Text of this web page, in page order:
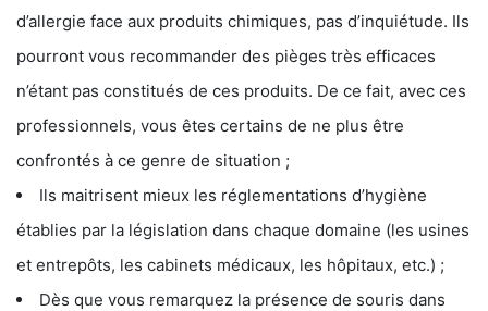
d’allergie face aux produits chimiques, pas d’inquiétude. Ils
pourront vous recommander des pièges très efficaces
n’étant pas constitués de ces produits. De ce fait, avec ces
professionnels, vous êtes certains de ne plus être
confrontés à ce genre de situation ;
Ils maitrisent mieux les réglementations d’hygiène
établies par la législation dans chaque domaine (les usines
et entrepôts, les cabinets médicaux, les hôpitaux, etc.) ;
Dès que vous remarquez la présence de souris dans